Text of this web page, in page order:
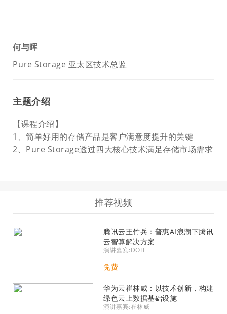
何与晖
Pure Storage 亚太区技术总监
主题介绍
【课程介绍】
1、简单好用的存储产品是客户满意度提升的关键
2、Pure Storage透过四大核心技术满足存储市场需求
推荐视频
腾讯云王竹兵：普惠AI浪潮下腾讯
云智算解决方案
演讲嘉宾:DOIT
免费
华为云崔林威：以技术创新，构建
绿色云上数据基础设施
演讲嘉宾:崔林威